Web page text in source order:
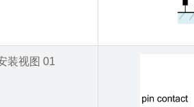
装视图 01